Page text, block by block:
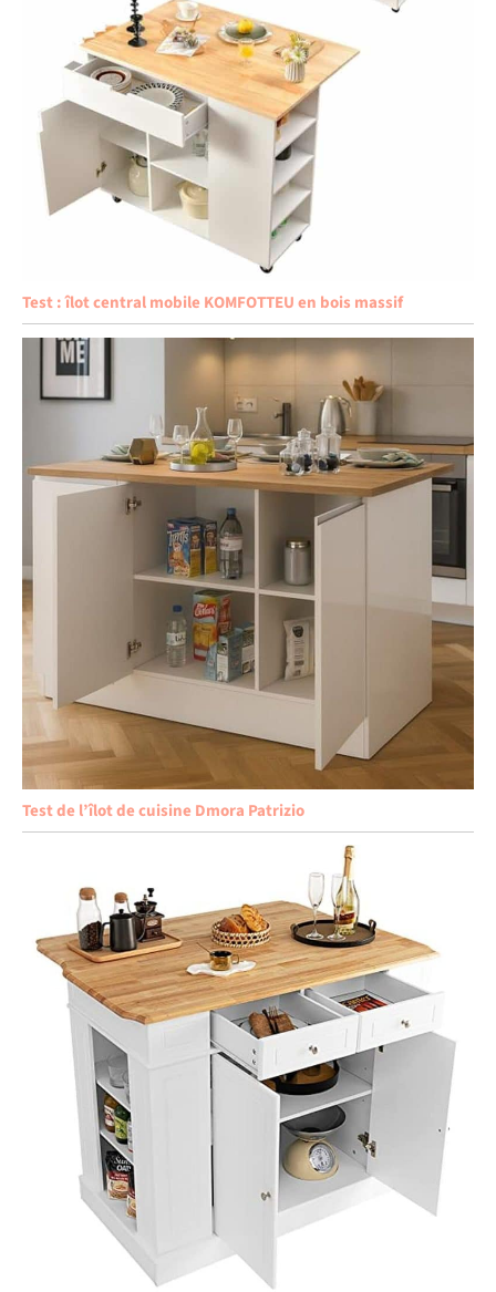
Test : îlot central mobile KOMFOTTEU en bois massif
Test de l’îlot de cuisine Dmora Patrizio